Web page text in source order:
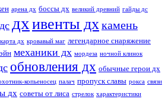
арена дх боссы дх великий древний гайды дс
дс дхивенты дхкамень
карта дх кровавый маг легендарное снаряжение
механики дх мордеза ночной клинок
обновления дх обычные герои дх
копьеносец палач пропуск славы рокса связи
дх советы от лиса стрелок характеристики